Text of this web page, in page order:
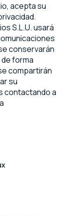
acepta su
S.L.U. usará
conservarán
forma
compartirán
su
contactando a